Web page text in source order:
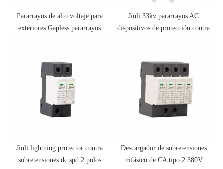
Pararrayos de alto voltaje para
exteriores Gapless pararrayos
Jinli 33kv pararrayos AC
dispositivos de protección contra
Jinli lightning protector contra
sobretensiones dc spd 2 polos
Descargador de sobretensiones
trifásico de CA tipo 2 380V